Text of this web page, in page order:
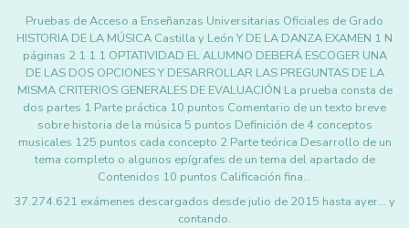
Pruebas de Acceso a Enseñanzas Universitarias Oficiales de Grado
HISTORIA DE LA MÚSICA Castilla y León Y DE LA DANZA EXAMEN 1 N
páginas 2 1 1 1 OPTATIVIDAD EL ALUMNO DEBERÁ ESCOGER UNA
DE LAS DOS OPCIONES Y DESARROLLAR LAS PREGUNTAS DE LA
MISMA CRITERIOS GENERALES DE EVALUACIÓN La prueba consta de
dos partes 1 Parte práctica 10 puntos Comentario de un texto breve
sobre historia de la música 5 puntos Definición de 4 conceptos
musicales 125 puntos cada concepto 2 Parte teórica Desarrollo de un
tema completo o algunos epígrafes de un tema del apartado de
Contenidos 10 puntos Calificación fina…
37.274.621 exámenes descargados desde julio de 2015 hasta ayer... y
contando.